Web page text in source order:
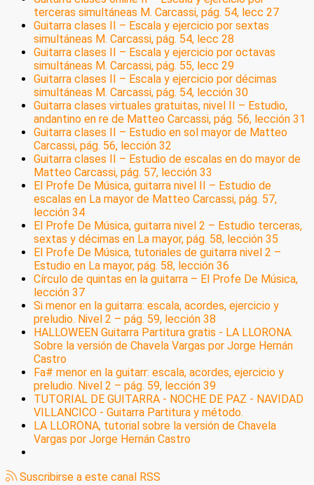
terceras simultáneas M. Carcassi, pág. 54, lecc 27
Guitarra clases II – Escala y ejercicio por sextas
simultáneas M. Carcassi, pág. 54, lecc 28
Guitarra clases II – Escala y ejercicio por octavas
simultáneas M. Carcassi, pág. 55, lecc 29
Guitarra clases II – Escala y ejercicio por décimas
simultáneas M. Carcassi, pág. 54, lección 30
Guitarra clases virtuales gratuitas, nivel II – Estudio,
andantino en re de Matteo Carcassi, pág. 56, lección 31
Guitarra clases II – Estudio en sol mayor de Matteo
Carcassi, pág. 56, lección 32
Guitarra clases II – Estudio de escalas en do mayor de
Matteo Carcassi, pág. 57, lección 33
El Profe De Música, guitarra nivel II – Estudio de
escalas en La mayor de Matteo Carcassi, pág. 57,
lección 34
El Profe De Música, guitarra nivel 2 – Estudio terceras,
sextas y décimas en La mayor, pág. 58, lección 35
El Profe De Música, tutoriales de guitarra nivel 2 –
Estudio en La mayor, pág. 58, lección 36
Círculo de quintas en la guitarra – El Profe De Música,
lección 37
Si menor en la guitarra: escala, acordes, ejercicio y
preludio. Nivel 2 – pág. 59, lección 38
HALLOWEEN Guitarra Partitura gratis - LA LLORONA.
Sobre la versión de Chavela Vargas por Jorge Hernán
Castro
Fa# menor en la guitarr: escala, acordes, ejercicio y
preludio. Nivel 2 – pág. 59, lección 39
TUTORIAL DE GUITARRA - NOCHE DE PAZ - NAVIDAD
VILLANCICO - Guitarra Partitura y método.
LA LLORONA, tutorial sobre la versión de Chavela
Vargas por Jorge Hernán Castro
Suscribirse a este canal RSS